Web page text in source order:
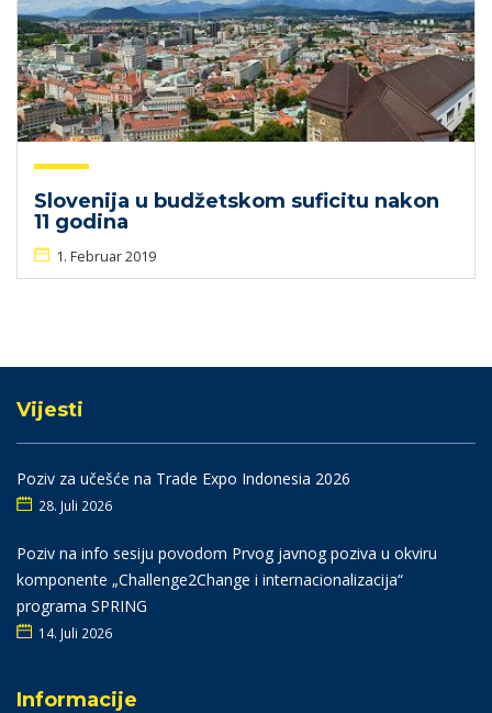
Slovenija u budžetskom suficitu nakon
11 godina
1. Februar 2019
Vijesti
Poziv za učešće na Trade Expo Indonesia 2026
28. Juli 2026
Poziv na info sesiju povodom Prvog javnog poziva u okviru
komponente „Challenge2Change i internacionalizacija“
programa SPRING
14. Juli 2026
Informacije